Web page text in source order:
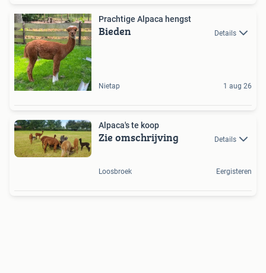
Prachtige Alpaca hengst
Bieden Details
Nietap 1 aug 26
Alpaca's te koop
Zie omschrijving Details
Loosbroek Eergisteren